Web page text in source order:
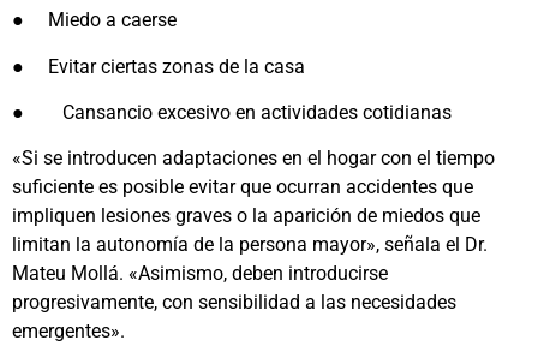
● Miedo a caerse
● Evitar ciertas zonas de la casa
● Cansancio excesivo en actividades cotidianas
«Si se introducen adaptaciones en el hogar con el tiempo
suficiente es posible evitar que ocurran accidentes que
impliquen lesiones graves o la aparición de miedos que
limitan la autonomía de la persona mayor», señala el Dr.
Mateu Mollá. «Asimismo, deben introducirse
progresivamente, con sensibilidad a las necesidades
emergentes».